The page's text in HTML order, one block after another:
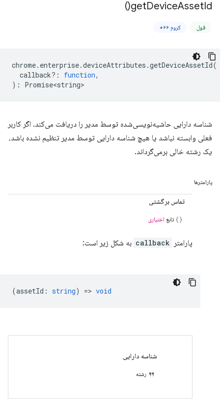
getDeviceAssetId(
)
قول کروم ۶۶+
chrome. enterprise.deviceAttributes .getDeviceAssetId(
callback? : function,
) : Promise<string>
شناسه دارایی حاشیه‌نویسی‌شده توسط مدیر را دریافت می‌کند. اگر کاربر
فعلی وابسته نباشد یا هیچ شناسه دارایی توسط مدیر تنظیم نشده باشد،
یک رشته خالی برمی‌گرداند.
پارامترها
تماس برگشتی
تابع اختیاری
پارامتر callback به شکل زیر است:
(assetId : string) => void
شناسه دارایی
رشته